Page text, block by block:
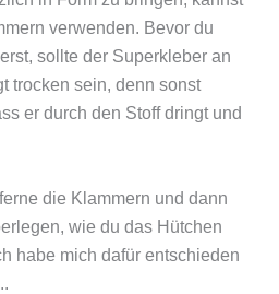
verwenden. Bevor du
sollte der Superkleber an
trocken sein, denn sonst
er durch den Stoff dringt und
die Klammern und dann
wie du das Hütchen
habe mich dafür entschieden